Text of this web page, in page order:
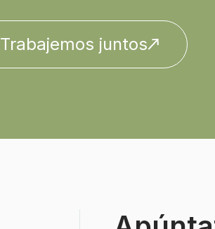
Trabajemos juntos